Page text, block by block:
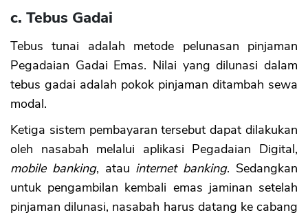
c. Tebus Gadai
Tebus tunai adalah metode pelunasan pinjaman
Pegadaian Gadai Emas. Nilai yang dilunasi dalam
tebus gadai adalah pokok pinjaman ditambah sewa
modal.
Ketiga sistem pembayaran tersebut dapat dilakukan
oleh nasabah melalui aplikasi Pegadaian Digital,
mobile banking, atau internet banking. Sedangkan
untuk pengambilan kembali emas jaminan setelah
pinjaman dilunasi, nasabah harus datang ke cabang